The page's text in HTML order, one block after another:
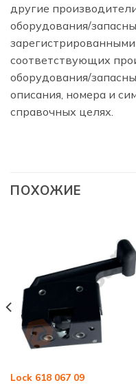
другие
оборудования/
соответствующих
оборудования/
описания, номера и
справочных целях.
ПОХОЖИЕ
Lock 618 067 09